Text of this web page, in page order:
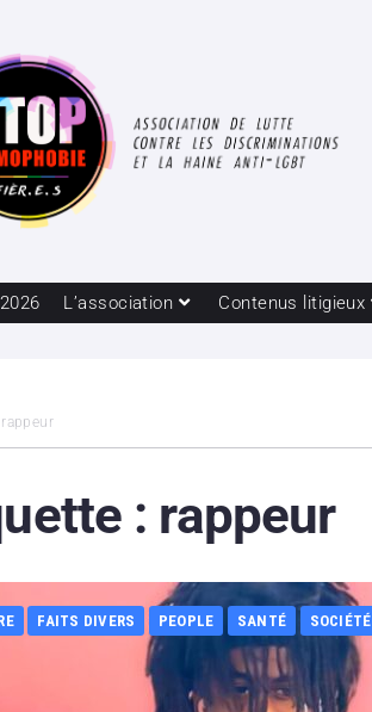
L’association Contenus litigieux
rappeur
: rappeur
FAITS DIVERS PEOPLE SANTÉ SOCIÉTÉ